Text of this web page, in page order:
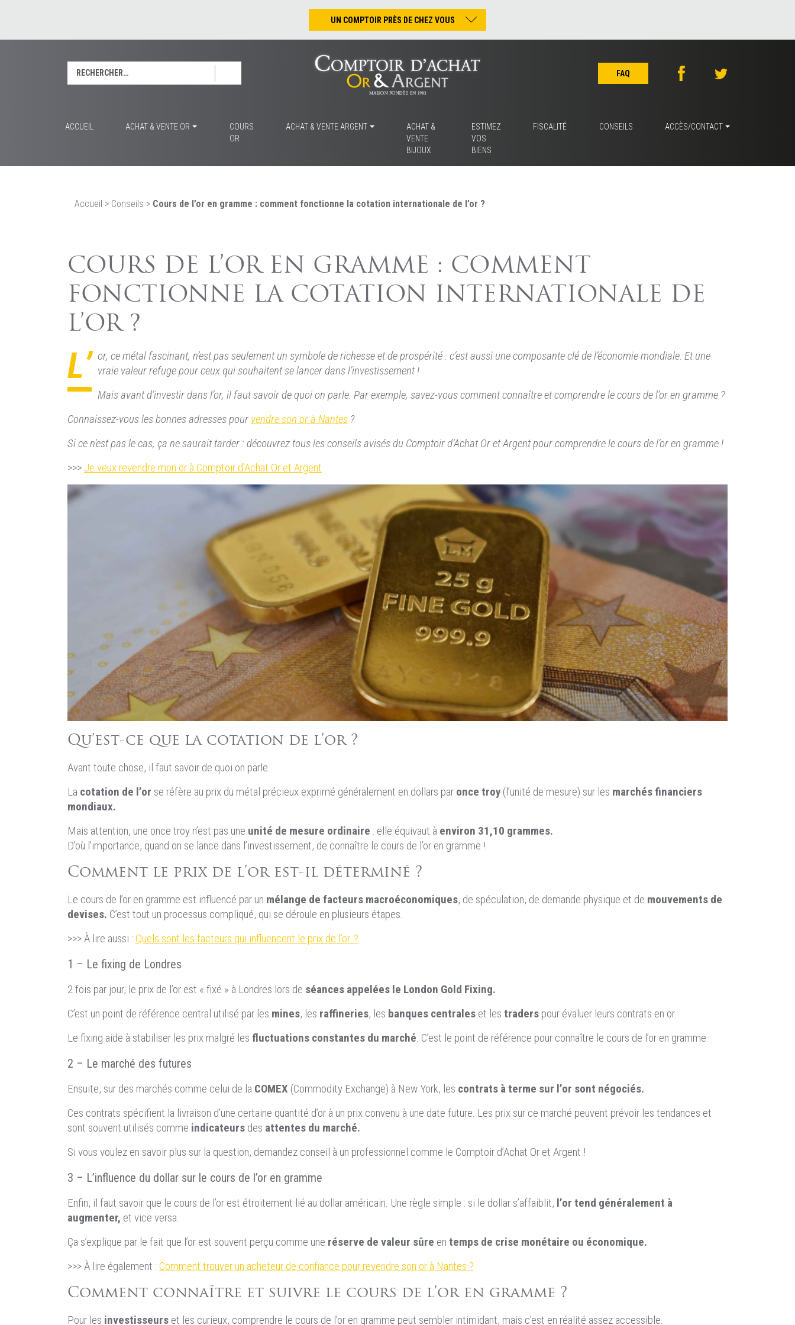
UN COMPTOIR PRÈS DE CHEZ VOUS
Nantes – Jean-Jacques Rousseau
Nantes – Saint-Pierre
Les Sables-d’Olonne
La Rochelle
La Roche/Yon
Rennes
Rechercher : FAQ
ACCUEIL ACHAT & VENTE OR
COURS
OR
ACHAT & VENTE ARGENT
ACHAT &
VENTE
BIJOUX
ESTIMEZ
VOS
BIENS
FISCALITÉ CONSEILS ACCÈS/CONTACT
Accueil > Conseils > Cours de l’or en gramme : comment fonctionne la cotation internationale de l’or ?
COURS DE L’OR EN GRAMME : COMMENT
FONCTIONNE LA COTATION INTERNATIONALE DE
L’OR ?
L’ or, ce métal fascinant, n’est pas seulement un symbole de richesse et de prospérité : c’est aussi une composante clé de l’économie mondiale. Et une
vraie valeur refuge pour ceux qui souhaitent se lancer dans l’investissement !
Mais avant d’investir dans l’or, il faut savoir de quoi on parle. Par exemple, savez-vous comment connaître et comprendre le cours de l’or en gramme ?
Connaissez-vous les bonnes adresses pour vendre son or à Nantes ?
Si ce n’est pas le cas, ça ne saurait tarder : découvrez tous les conseils avisés du Comptoir d’Achat Or et Argent pour comprendre le cours de l’or en gramme !
>>> Je veux revendre mon or à Comptoir d’Achat Or et Argent
Qu’est-ce que la cotation de l’or ?
Avant toute chose, il faut savoir de quoi on parle.
La cotation de l’or se réfère au prix du métal précieux exprimé généralement en dollars par once troy (l’unité de mesure) sur les marchés financiers
mondiaux.
Mais attention, une once troy n’est pas une unité de mesure ordinaire : elle équivaut à environ 31,10 grammes.
D’où l’importance, quand on se lance dans l’investissement, de connaître le cours de l’or en gramme !
Comment le prix de l’or est-il déterminé ?
Le cours de l’or en gramme est influencé par un mélange de facteurs macroéconomiques, de spéculation, de demande physique et de mouvements de
devises. C’est tout un processus compliqué, qui se déroule en plusieurs étapes.
>>> À lire aussi : Quels sont les facteurs qui influencent le prix de l’or ?
1 – Le fixing de Londres
2 fois par jour, le prix de l’or est « fixé » à Londres lors de séances appelées le London Gold Fixing.
C’est un point de référence central utilisé par les mines, les raffineries, les banques centrales et les traders pour évaluer leurs contrats en or.
Le fixing aide à stabiliser les prix malgré les fluctuations constantes du marché. C’est le point de référence pour connaître le cours de l’or en gramme.
2 – Le marché des futures
Ensuite, sur des marchés comme celui de la COMEX (Commodity Exchange) à New York, les contrats à terme sur l’or sont négociés.
Ces contrats spécifient la livraison d’une certaine quantité d’or à un prix convenu à une date future. Les prix sur ce marché peuvent prévoir les tendances et
sont souvent utilisés comme indicateurs des attentes du marché.
Si vous voulez en savoir plus sur la question, demandez conseil à un professionnel comme le Comptoir d’Achat Or et Argent !
3 – L’influence du dollar sur le cours de l’or en gramme
Enfin, il faut savoir que le cours de l’or est étroitement lié au dollar américain. Une règle simple : si le dollar s’affaiblit, l’or tend généralement à
augmenter, et vice versa.
Ça s’explique par le fait que l’or est souvent perçu comme une réserve de valeur sûre en temps de crise monétaire ou économique.
>>> À lire également : Comment trouver un acheteur de confiance pour revendre son or à Nantes ?
Comment connaître et suivre le cours de l’or en gramme ?
Pour les investisseurs et les curieux, comprendre le cours de l’or en gramme peut sembler intimidant, mais c’est en réalité assez accessible.